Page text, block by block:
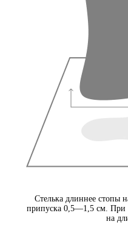
Стелька длиннее стопы
припуска 0,5—1,5 см. При
на